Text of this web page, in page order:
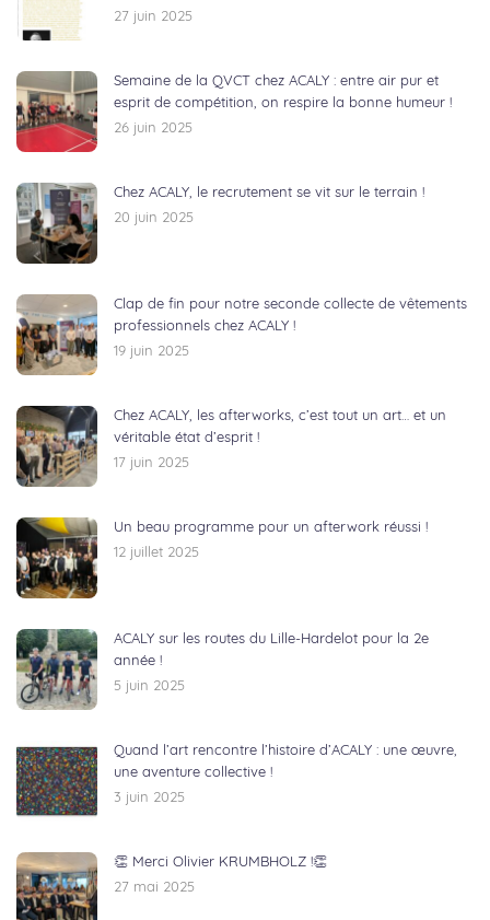
27 juin 2025
Semaine de la QVCT chez ACALY : entre air pur et
esprit de compétition, on respire la bonne humeur !
26 juin 2025
Chez ACALY, le recrutement se vit sur le terrain !
20 juin 2025
Clap de fin pour notre seconde collecte de vêtements
professionnels chez ACALY !
19 juin 2025
Chez ACALY, les afterworks, c’est tout un art… et un
véritable état d’esprit !
17 juin 2025
Un beau programme pour un afterwork réussi !
12 juillet 2025
ACALY sur les routes du Lille-Hardelot pour la 2e
année !
5 juin 2025
Quand l’art rencontre l’histoire d’ACALY : une œuvre,
une aventure collective !
3 juin 2025
👏 Merci Olivier KRUMBHOLZ !👏
27 mai 2025